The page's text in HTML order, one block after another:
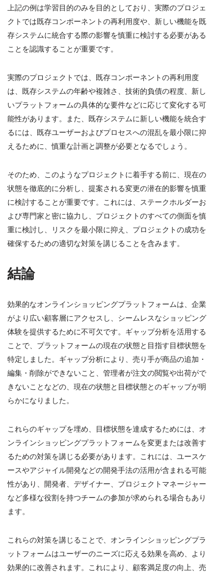
上記の例は学習目的のみを目的としており、実際のプロジェ
クトでは既存コンポーネントの再利用度や、新しい機能を既
存システムに統合する際の影響を慎重に検討する必要がある
ことを認識することが重要です。
実際のプロジェクトでは、既存コンポーネントの再利用度
は、既存システムの年齢や複雑さ、技術的負債の程度、新し
いプラットフォームの具体的な要件などに応じて変化する可
能性があります。また、既存システムに新しい機能を統合す
るには、既存ユーザーおよびプロセスへの混乱を最小限に抑
えるために、慎重な計画と調整が必要となるでしょう。
そのため、このようなプロジェクトに着手する前に、現在の
状態を徹底的に分析し、提案される変更の潜在的影響を慎重
に検討することが重要です。これには、ステークホルダーお
よび専門家と密に協力し、プロジェクトのすべての側面を慎
重に検討し、リスクを最小限に抑え、プロジェクトの成功を
確保するための適切な対策を講じることを含みます。
結論
効果的なオンラインショッピングプラットフォームは、企業
がより広い顧客層にアクセスし、シームレスなショッピング
体験を提供するために不可欠です。ギャップ分析を活用する
ことで、プラットフォームの現在の状態と目指す目標状態を
特定しました。ギャップ分析により、売り手が商品の追加・
編集・削除ができないこと、管理者が注文の閲覧や出荷がで
きないことなどの、現在の状態と目標状態とのギャップが明
らかになりました。
これらのギャップを埋め、目標状態を達成するためには、オ
ンラインショッピングプラットフォームを変更または改善す
るための対策を講じる必要があります。これには、ユースケ
ースやアジャイル開発などの開発手法の活用が含まれる可能
性があり、開発者、デザイナー、プロジェクトマネージャー
など多様な役割を持つチームの参加が求められる場合もあり
ます。
これらの対策を講じることで、オンラインショッピングプラ
ットフォームはユーザーのニーズに応える効果を高め、より
効果的に改善されます。これにより、顧客満足度の向上、売